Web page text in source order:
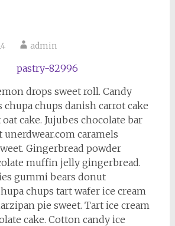
admin
drops sweet roll. Candy
chups danish carrot cake
cake. Jujubes chocolate bar
unerdwear.com caramels
Gingerbread powder
muffin jelly gingerbread.
gummi bears donut
chups tart wafer ice cream
pie sweet. Tart ice cream
cake. Cotton candy ice